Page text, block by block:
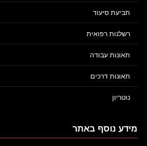
תביעת סיעוד
רשלנות רפואית
תאונות עבודה
תאונות דרכים
נוטריון
מידע נוסף באתר